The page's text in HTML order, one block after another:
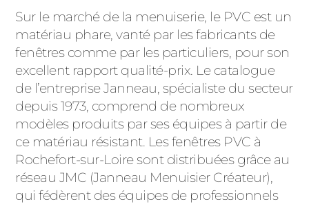
Sur le marché de la menuiserie, le PVC est un
matériau phare, vanté par les fabricants de
fenêtres comme par les particuliers, pour son
excellent rapport qualité-prix. Le catalogue
de l’entreprise Janneau, spécialiste du secteur
depuis 1973, comprend de nombreux
modèles produits par ses équipes à partir de
ce matériau résistant. Les fenêtres PVC à
Rochefort-sur-Loire sont distribuées grâce au
réseau JMC (Janneau Menuisier Créateur),
qui fédèrent des équipes de professionnels
ALUMINIUM
ACIER